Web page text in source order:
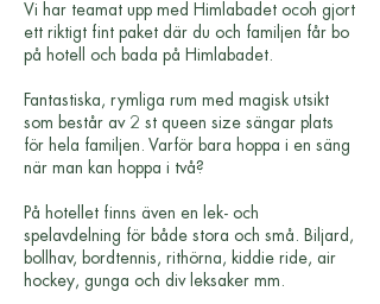
Vi har teamat upp med Himlabadet ocoh gjort
ett riktigt fint paket där du och familjen får bo
på hotell och bada på Himlabadet.
Fantastiska, rymliga rum med magisk utsikt
som består av 2 st queen size sängar plats
för hela familjen. Varför bara hoppa i en säng
när man kan hoppa i två?
På hotellet finns även en lek- och
spelavdelning för både stora och små. Biljard,
bollhav, bordtennis, rithörna, kiddie ride, air
hockey, gunga och div leksaker mm.